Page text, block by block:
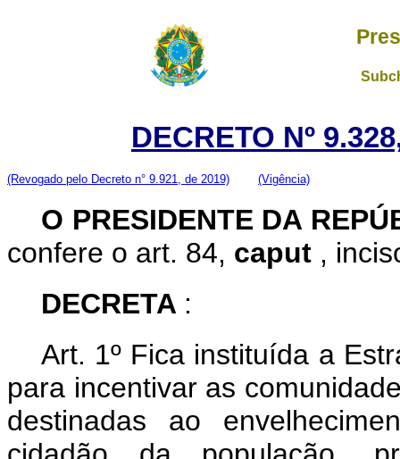
DECRETO Nº
(Revogado pelo Decreto n° 9.921, de 2019) (Vigência)
O PRESIDENTE DA
confere o art. 84, caput ,
DECRETA :
Art. 1º Fica instituída a
para incentivar as
destinadas ao